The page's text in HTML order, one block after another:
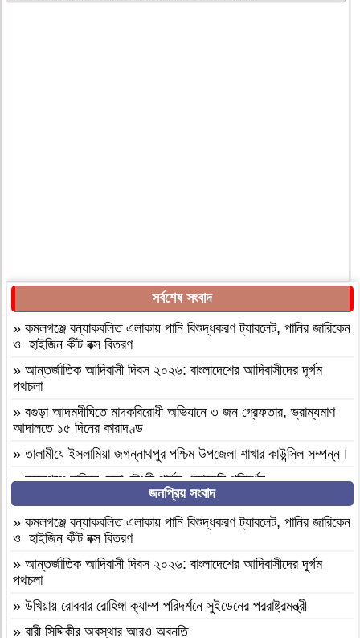
সর্বশেষ সংবাদ
» কমলগঞ্জে বন্যাকবলিত এলাকায় পানি বিশুদ্ধকরণ ট্যাবলেট, পানির জারিকেন
ও হাইজিন কীট বক্স বিতরণ
» আন্তর্জাতিক আদিবাসী দিবস ২০২৬: বাংলাদেশের আদিবাসীদের দূর্গম
পথচলা
» বগুড়া আদমদীঘিতে মাদকবিরোধী অভিযানে ৩ জন গ্রেফতার, ভ্রাম্যমাণ
আদালতে ১৫ দিনের কারাদণ্ড
»‎তালামীযে ইসলামিয়া জগন্নাথপুর পশ্চিম উপজেলা শাখার কাউন্সিল সম্পন্ন।
»কমলগঞ্জে হাবিবুন নেছা চৌধুরী গার্লস একাডেমি পরিদর্শন
»আসামীরা জামিনে মুক্ত; মামলা আপোষের প্রস্তাব; বাদীর পরিবারকে হুমকি-
ধামকিকমলগঞ্জে বহুল আলোচিত স্কুল শিক্ষিকা হত্যার অভিযোগপত্র দাখিল
»
কমলগঞ্জে নিরাপদ সড়ক চাই এর পরিচিতি সভা অনুষ্ঠিত
» শোক সংবাদ॥ রসমোহন সিংহ ॥
ফ্যাসিবাদবিরোধী সমন্বিত শক্তির ফল জুলাই আন্দোলন: রেদোয়ান মাজহারি
বগুড়া আদমদীঘিতে হিন্দু গৃহবধূকে শ্লীলতাহানির চেষ্টার অভিযোগে
জনপ্রিয় সংবাদ
» কমলগঞ্জে বন্যাকবলিত এলাকায় পানি বিশুদ্ধকরণ ট্যাবলেট, পানির জারিকেন
ও হাইজিন কীট বক্স বিতরণ
» আন্তর্জাতিক আদিবাসী দিবস ২০২৬: বাংলাদেশের আদিবাসীদের দূর্গম
পথচলা
» উখিয়ায় রোববার রোহিঙ্গা ক্যাম্প পরিদর্শনে সুইডেনের পররাষ্ট্রমন্ত্রী
» বারী সিদ্দিকীর অবস্থার আরও অবনতি